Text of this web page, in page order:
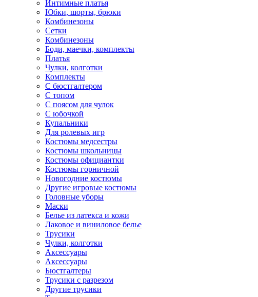
Интимные платья
Юбки, шорты, брюки
Комбинезоны
Сетки
Комбинезоны
Боди, маечки, комплекты
Платья
Чулки, колготки
Комплекты
С бюстгалтером
С топом
С поясом для чулок
С юбочкой
Купальники
Для ролевых игр
Костюмы медсестры
Костюмы школьницы
Костюмы официантки
Костюмы горничной
Новогодние костюмы
Другие игровые костюмы
Головные уборы
Маски
Белье из латекса и кожи
Лаковое и виниловое белье
Трусики
Чулки, колготки
Аксессуары
Аксессуары
Бюстгалтеры
Трусики с разрезом
Другие трусики